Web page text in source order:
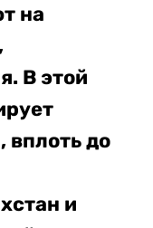
на
В этой
вплоть до
и